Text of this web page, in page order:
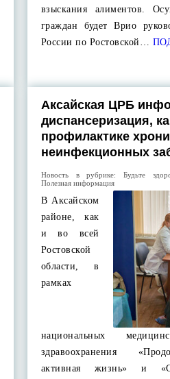
взыскания алиментов.
граждан будет Врио
России по Ростовской…
Аксайская ЦРБ
диспансеризация,
профилактике
неинфекционных
Новость в рубрике:Будьте
Полезная информация
В Аксайском
районе, как
и во всей
Ростовской
области, в
рамках
национальных
здравоохранения
активная жизнь» и